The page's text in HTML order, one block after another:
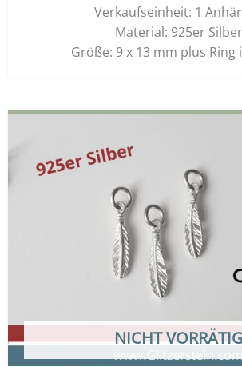
Verkaufseinheit: 1
Material: 925er Silber
Größe: 9 x 13 mm plus Ring
NICHT